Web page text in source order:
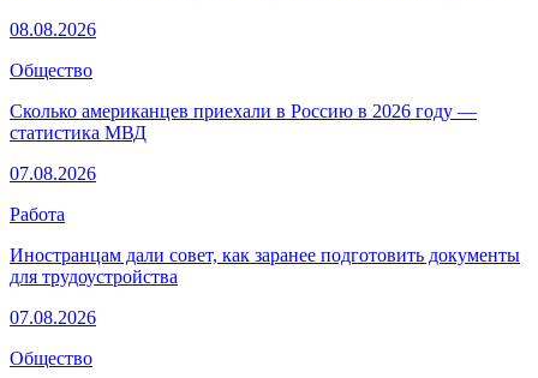
08.08.2026
Общество
Сколько американцев приехали в Россию в 2026 году —
статистика МВД
07.08.2026
Работа
Иностранцам дали совет, как заранее подготовить документы
для трудоустройства
07.08.2026
Общество